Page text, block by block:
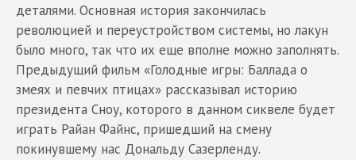
деталями. Основная история закончилась
революцией и переустройством системы, но лакун
было много, так что их еще вполне можно заполнять.
Предыдущий фильм «Голодные игры: Баллада о
змеях и певчих птицах» рассказывал историю
президента Сноу, которого в данном сиквеле будет
играть Райан Файнс, пришедший на смену
покинувшему нас Дональду Сазерленду.